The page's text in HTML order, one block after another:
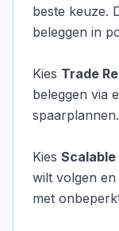
beste keuze.
beleggen in
Kies Trade
beleggen via
spaarplannen.
Kies
wilt volgen
met